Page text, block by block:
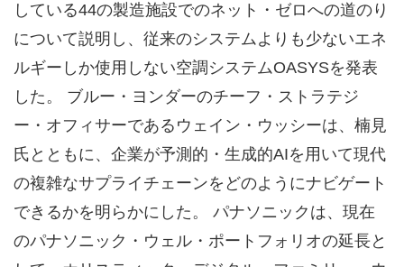
している44の製造施設でのネット・ゼロへの道のり
について説明し、従来のシステムよりも少ないエネ
ルギーしか使用しない空調システムOASYSを発表
した。 ブルー・ヨンダーのチーフ・ストラテジ
ー・オフィサーであるウェイン・ウッシーは、楠見
氏とともに、企業が予測的・生成的AIを用いて現代
の複雑なサプライチェーンをどのようにナビゲート
できるかを明らかにした。 パナソニックは、現在
のパナソニック・ウェル・ポートフォリオの延長と